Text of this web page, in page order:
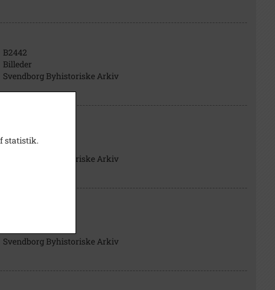
B2442
Billeder
Svendborg Byhistoriske Arkiv
B2433
Billeder
Svendborg Byhistoriske Arkiv
Svendborg Byhistoriske Arkiv
statistik.